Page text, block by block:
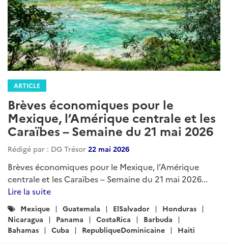
ARTICLE
Brèves économiques pour le
Mexique, l’Amérique centrale et les
Caraïbes – Semaine du 21 mai 2026
Rédigé par : DG Trésor 22 mai 2026
Brèves économiques pour le Mexique, l’Amérique
centrale et les Caraïbes – Semaine du 21 mai 2026...
Lire la suite
Catégories
:
Mexique Guatemala ElSalvador
Honduras
Nicaragua
Panama CostaRica
Barbuda
Bahamas
Cuba RepubliqueDominicaine Haiti